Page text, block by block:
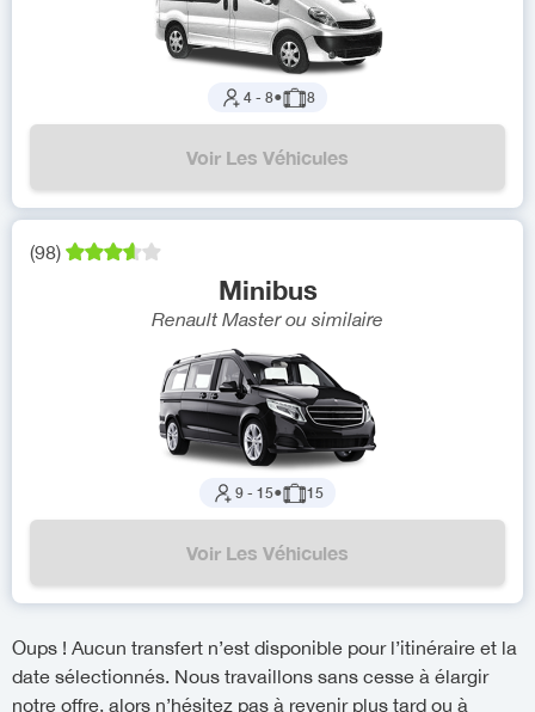
4 - 8● 8
Voir Les Véhicules
(98)
Minibus
Renault Master ou similaire
9 - 15● 15
Voir Les Véhicules
Oups ! Aucun transfert n’est disponible pour l’itinéraire et la
date sélectionnés. Nous travaillons sans cesse à élargir
notre offre, alors n’hésitez pas à revenir plus tard ou à